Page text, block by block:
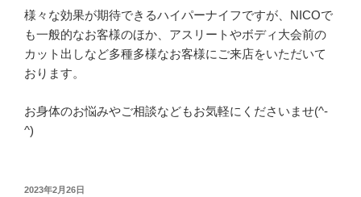
様々な効果が期待できるハイパーナイフですが、NICOで
も一般的なお客様のほか、アスリートやボディ大会前の
カット出しなど多種多様なお客様にご来店をいただいて
おります。
お身体のお悩みやご相談などもお気軽にくださいませ(^-
^)
投
2023年2月26日